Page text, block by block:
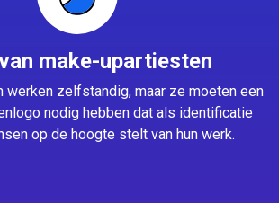
make-upartiesten
werken zelfstandig, maar ze moeten een
nodig hebben dat als identificatie
op de hoogte stelt van hun werk.